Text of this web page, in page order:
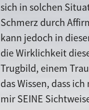
sich in solchen
Schmerz durch
kann jedoch in
die Wirklichkeit
Trugbild, einem
das Wissen, dass
mir SEINE